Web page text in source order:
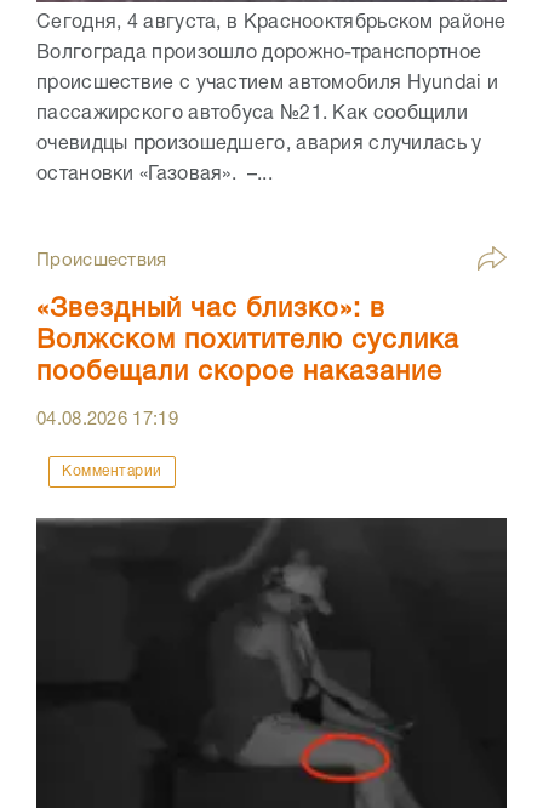
Сегодня, 4 августа, в Краснооктябрьском районе
Волгограда произошло дорожно-транспортное
происшествие с участием автомобиля Hyundai и
пассажирского автобуса №21. Как сообщили
очевидцы произошедшего, авария случилась у
остановки «Газовая». –...
Происшествия
«Звездный час близко»: в
Волжском похитителю суслика
пообещали скорое наказание
04.08.2026 17:19
Комментарии